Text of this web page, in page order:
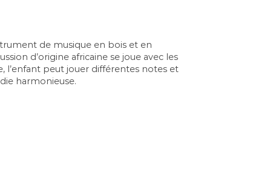
de musique en bois et en
d’origine africaine se joue avec les
l’enfant peut jouer différentes notes et
harmonieuse.